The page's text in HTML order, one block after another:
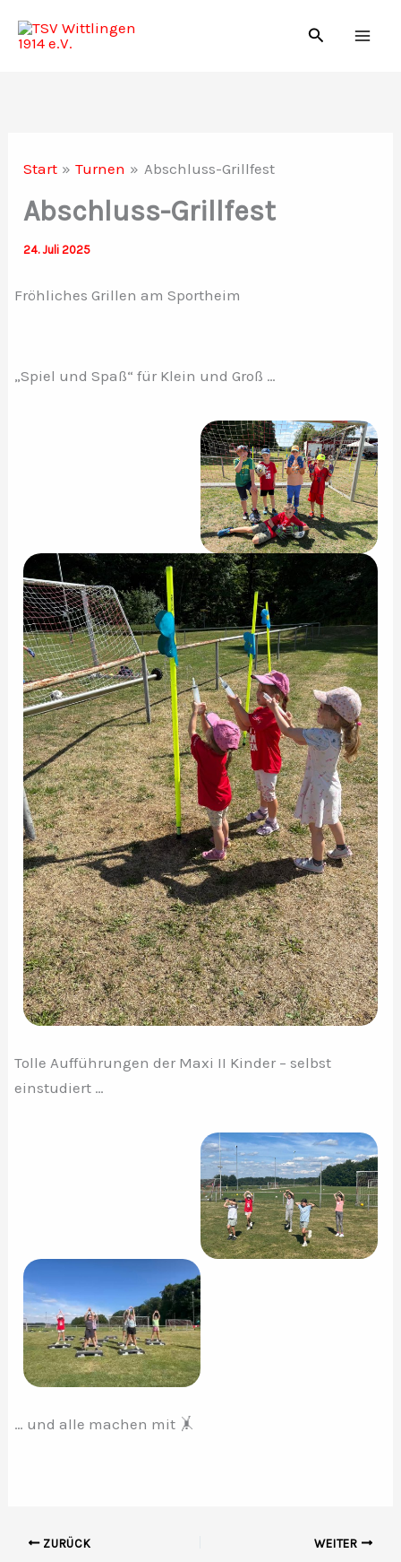
Inhalt
Suchen
Start Turnen Abschluss-Grillfest
Abschluss-Grillfest
24. Juli 2025
Fröhliches Grillen am Sportheim
„Spiel und Spaß“ für Klein und Groß …
Tolle Aufführungen der Maxi II Kinder – selbst
einstudiert …
… und alle machen mit 🤸
ZURÜCK WEITER